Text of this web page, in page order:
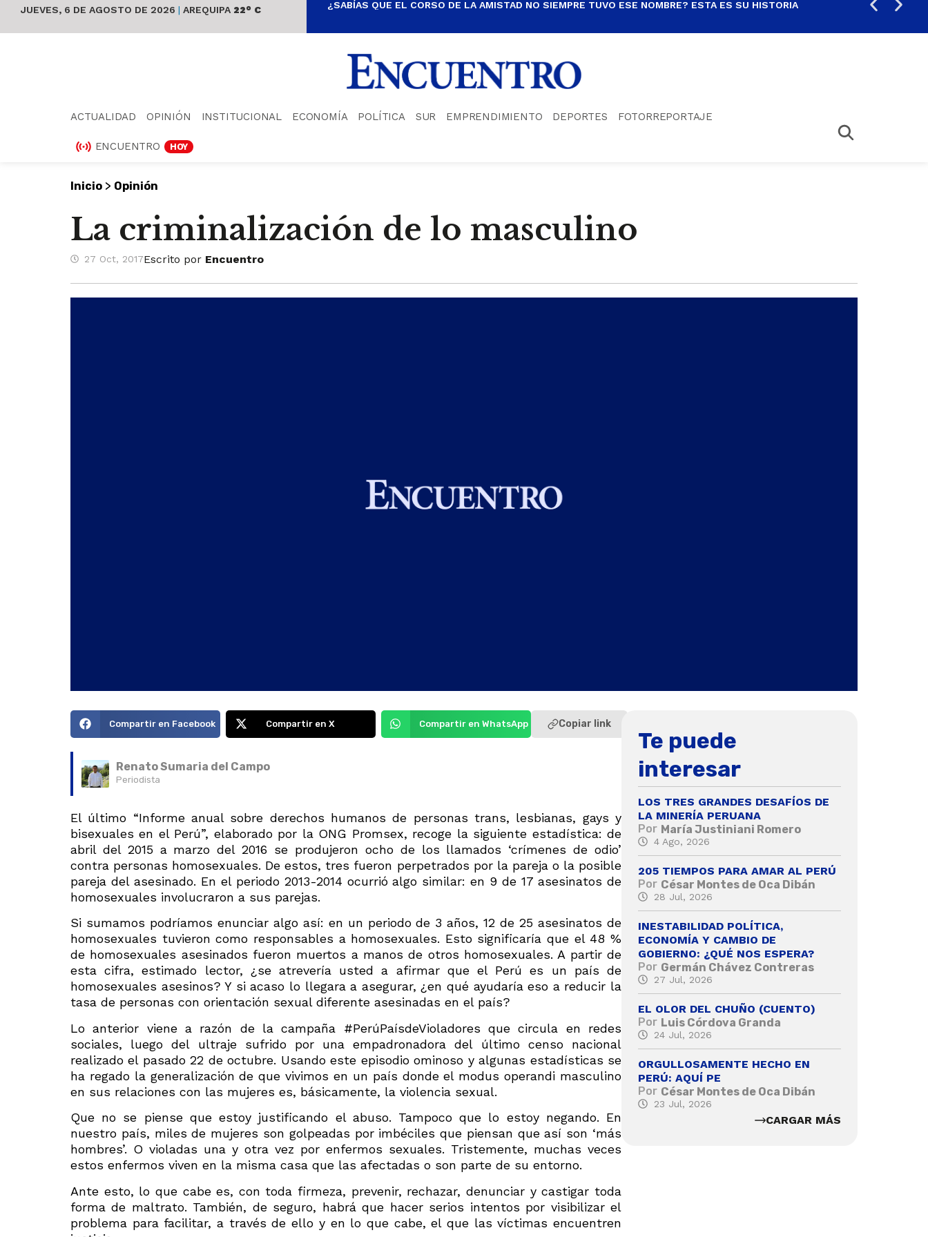
JUEVES, 6 DE AGOSTO DE 2026 | AREQUIPA 22° C ¿SABÍAS QUE EL CORSO DE LA AMISTAD NO SIEMPRE TUVO ESE NOMBRE? ESTA ES SU HISTORIA
ACTUALIDAD OPINIÓN INSTITUCIONAL ECONOMÍA POLÍTICA SUR EMPRENDIMIENTO DEPORTES FOTORREPORTAJE
ENCUENTRO HOY
Inicio > Opinión
La criminalización de lo masculino
27 Oct, 2017Escrito por Encuentro
Compartir en Facebook Compartir en X Compartir en WhatsApp Copiar link
Renato Sumaria del Campo
Periodista
El último “Informe anual sobre derechos humanos de personas trans, lesbianas, gays y
bisexuales en el Perú”, elaborado por la ONG Promsex, recoge la siguiente estadística: de
abril del 2015 a marzo del 2016 se produjeron ocho de los llamados ‘crímenes de odio’
contra personas homosexuales. De estos, tres fueron perpetrados por la pareja o la posible
pareja del asesinado. En el periodo 2013-2014 ocurrió algo similar: en 9 de 17 asesinatos de
homosexuales involucraron a sus parejas.
Si sumamos podríamos enunciar algo así: en un periodo de 3 años, 12 de 25 asesinatos de
homosexuales tuvieron como responsables a homosexuales. Esto significaría que el 48 %
de homosexuales asesinados fueron muertos a manos de otros homosexuales. A partir de
esta cifra, estimado lector, ¿se atrevería usted a afirmar que el Perú es un país de
homosexuales asesinos? Y si acaso lo llegara a asegurar, ¿en qué ayudaría eso a reducir la
tasa de personas con orientación sexual diferente asesinadas en el país?
Lo anterior viene a razón de la campaña #PerúPaísdeVioladores que circula en redes
sociales, luego del ultraje sufrido por una empadronadora del último censo nacional
realizado el pasado 22 de octubre. Usando este episodio ominoso y algunas estadísticas se
ha regado la generalización de que vivimos en un país donde el modus operandi masculino
en sus relaciones con las mujeres es, básicamente, la violencia sexual.
Que no se piense que estoy justificando el abuso. Tampoco que lo estoy negando. En
nuestro país, miles de mujeres son golpeadas por imbéciles que piensan que así son ‘más
hombres’. O violadas una y otra vez por enfermos sexuales. Tristemente, muchas veces
estos enfermos viven en la misma casa que las afectadas o son parte de su entorno.
Ante esto, lo que cabe es, con toda firmeza, prevenir, rechazar, denunciar y castigar toda
forma de maltrato. También, de seguro, habrá que hacer serios intentos por visibilizar el
problema para facilitar, a través de ello y en lo que cabe, el que las víctimas encuentren
Te puede
interesar
LOS TRES GRANDES DESAFÍOS DE
LA MINERÍA PERUANA
Por María Justiniani Romero
4 Ago, 2026
205 TIEMPOS PARA AMAR AL PERÚ
Por César Montes de Oca Dibán
28 Jul, 2026
INESTABILIDAD POLÍTICA,
ECONOMÍA Y CAMBIO DE
GOBIERNO: ¿QUÉ NOS ESPERA?
Por Germán Chávez Contreras
27 Jul, 2026
EL OLOR DEL CHUÑO (CUENTO)
Por Luis Córdova Granda
24 Jul, 2026
ORGULLOSAMENTE HECHO EN
PERÚ: AQUÍ PE
Por César Montes de Oca Dibán
23 Jul, 2026
CARGAR MÁS